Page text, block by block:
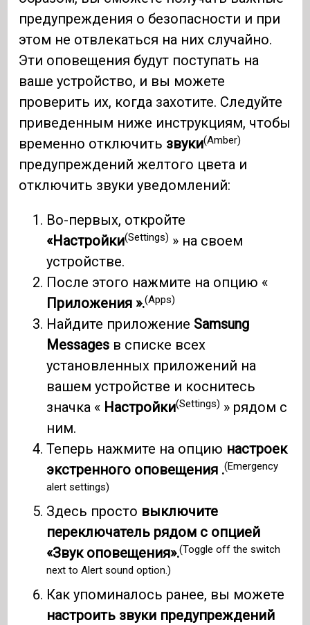
предупреждения о безопасности и при
этом не отвлекаться на них случайно.
Эти оповещения будут поступать на
ваше устройство, и вы можете
проверить их, когда захотите. Следуйте
приведенным ниже инструкциям, чтобы
временно отключить звуки(Amber)
предупреждений желтого цвета и
отключить звуки уведомлений:
Во-первых, откройте
«Настройки(Settings) » на своем
устройстве.
После этого нажмите на опцию «
Приложения ».(Apps)
Найдите приложение Samsung
Messages в списке всех
установленных приложений на
вашем устройстве и коснитесь
значка « Настройки(Settings) » рядом с
ним.
Теперь нажмите на опцию настроек
экстренного оповещения .(Emergency
alert settings)
Здесь просто выключите
переключатель рядом с опцией
«Звук оповещения».(Toggle off the switch
next to Alert sound option.)
Как упоминалось ранее, вы можете
настроить звуки предупреждений